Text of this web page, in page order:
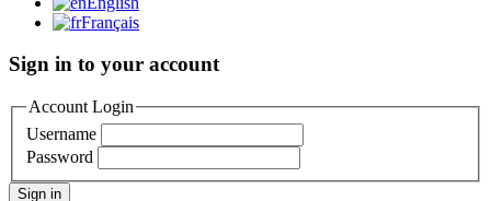
Français
Sign in to your account
Account Login
Username
Password
Sign in